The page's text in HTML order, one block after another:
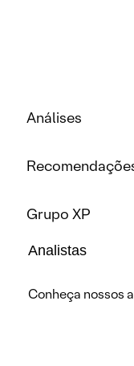
Análises
Grupo XP
Analistas
Conheça nossos